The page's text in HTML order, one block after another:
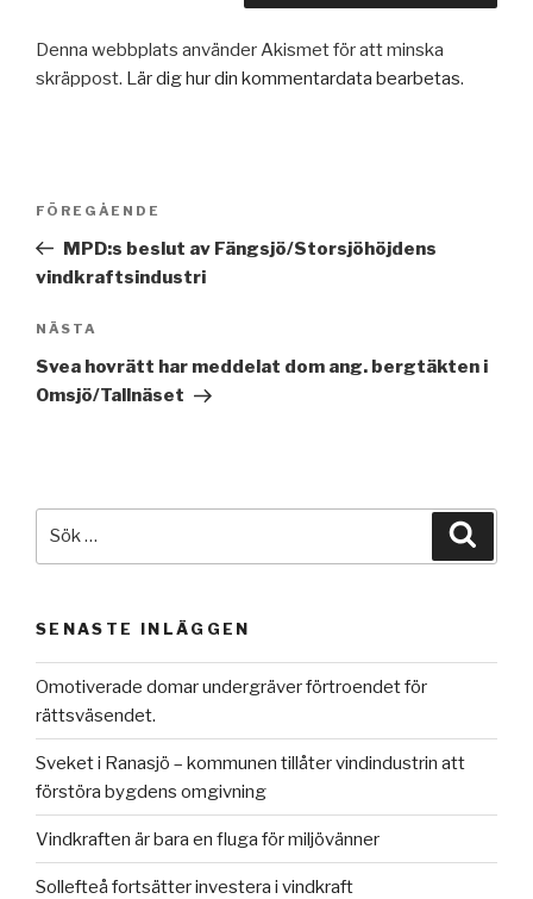
Denna webbplats använder Akismet för att minska
skräppost. Lär dig hur din kommentardata bearbetas.
Inläggsnavigering
Föregående
inlägg
FÖREGÅENDE
MPD:s beslut av Fängsjö/Storsjöhöjdens
vindkraftsindustri
Nästa
inlägg
NÄSTA
Svea hovrätt har meddelat dom ang. bergtäkten i
Omsjö/Tallnäset
SENASTE INLÄGGEN
Omotiverade domar undergräver förtroendet för
rättsväsendet.
Sveket i Ranasjö – kommunen tillåter vindindustrin att
förstöra bygdens omgivning
Vindkraften är bara en fluga för miljövänner
Sollefteå fortsätter investera i vindkraft